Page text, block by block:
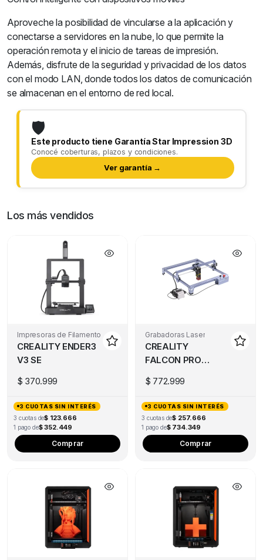
Aproveche la posibilidad de vincularse a la aplicación y
conectarse a servidores en la nube, lo que permite la
operación remota y el inicio de tareas de impresión.
Además, disfrute de la seguridad y privacidad de los datos
con el modo LAN, donde todos los datos de comunicación
se almacenan en el entorno de red local.
🛡️
Este producto tiene Garantía Star Impression 3D
Conocé coberturas, plazos y condiciones.
Ver garantía →
Los más vendidos
Impresoras de Filamento
CREALITY ENDER3
V3 SE
$ 370.999
3 CUOTAS SIN INTERÉS
3 cuotas de$ 123.666
1 pago de$ 352.449
Comprar
Grabadoras Laser
CREALITY
FALCON PRO
$ 772.999
3 CUOTAS SIN INTERÉS
3 cuotas de$ 257.666
1 pago de$ 734.349
Comprar